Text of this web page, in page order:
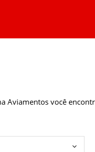
Aviamentos você